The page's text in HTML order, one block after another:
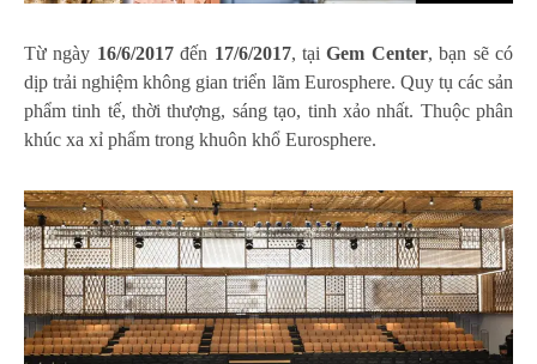
Từ ngày 16/6/2017đến 17/6/2017, tạiGem Center, bạn sẽ có
dịp trải nghiệm không gian triển lãm Eurosphere. Quy tụ các sản
phẩm tinh tế, thời thượng, sáng tạo, tinh xảo nhất. Thuộc phân
khúc xa xỉ phẩm trong khuôn khổ Eurosphere.